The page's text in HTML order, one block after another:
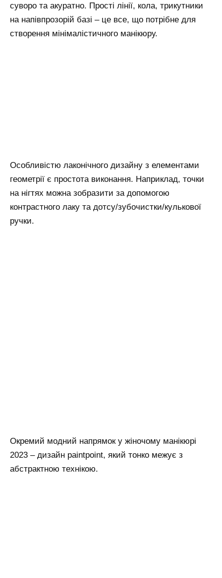
суворо та акуратно. Прості лінії, кола, трикутники
на напівпрозорій базі – це все, що потрібне для
створення мінімалістичного манікюру.
Особливістю лаконічного дизайну з елементами
геометрії є простота виконання. Наприклад, точки
на нігтях можна зобразити за допомогою
контрастного лаку та дотсу/зубочистки/кулькової
ручки.
Окремий модний напрямок у жіночому манікюрі
2023 – дизайн paintpoint, який тонко межує з
абстрактною технікою.